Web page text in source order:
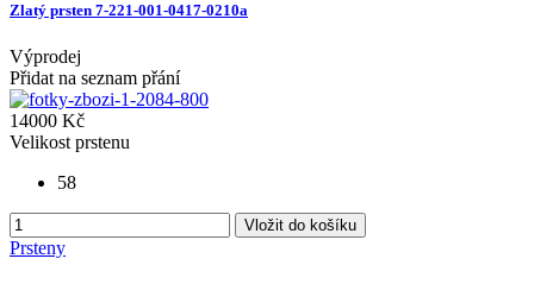
Zlatý prsten 7-221-001-0417-0210a
Výprodej
Přidat na seznam přání
14000 Kč
Velikost prstenu
58
Vložit do košíku
Prsteny